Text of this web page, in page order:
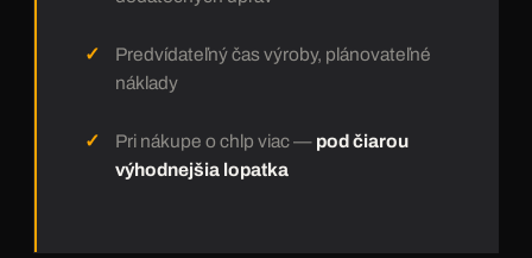
Predvídateľný čas výroby, plánovateľné
náklady
Pri nákupe o chlp viac — pod čiarou
výhodnejšia lopatka